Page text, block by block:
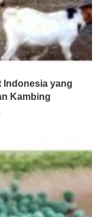
Indonesia yang
Kambing